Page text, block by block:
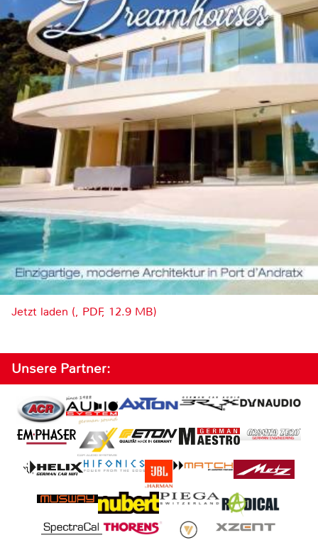
Jetzt laden (, PDF, 12.9 MB)
Unsere Partner: